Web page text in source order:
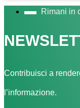
Rimani in
Contribuisci a
l’informazione.